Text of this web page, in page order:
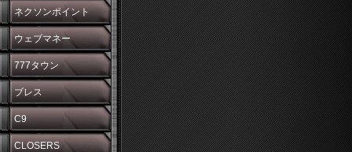
ネクソンポイント
ウェブマネー
777タウン
ブレス
C9
CLOSERS